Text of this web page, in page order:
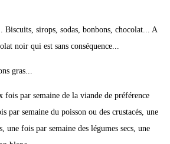
Biscuits, sirops, sodas, bonbons, chocolat... A
noir qui est sans conséquence...
gras...
fois par semaine de la viande de préférence
par semaine du poisson ou des crustacés, une
une fois par semaine des légumes secs, une